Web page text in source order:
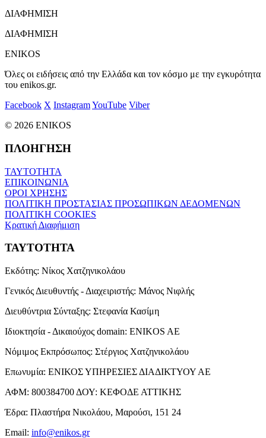
ΔΙΑΦΗΜΙΣΗ
ΔΙΑΦΗΜΙΣΗ
ENIKOS
Όλες οι ειδήσεις από την Ελλάδα και τον κόσμο με την εγκυρότητα
του enikos.gr.
Facebook X InstagramYouTube Viber
© 2026 ENIKOS
ΠΛΟΗΓΗΣΗ
ΤΑΥΤΟΤΗΤΑ
ΕΠΙΚΟΙΝΩΝΙΑ
ΟΡΟΙ ΧΡΗΣΗΣ
ΠΟΛΙΤΙΚΗ ΠΡΟΣΤΑΣΙΑΣ ΠΡΟΣΩΠΙΚΩΝ ΔΕΔΟΜΕΝΩΝ
ΠΟΛΙΤΙΚΗ COOKIES
Κρατική Διαφήμιση
ΤΑΥΤΟΤΗΤΑ
Εκδότης: Νίκος Χατζηνικολάου
Γενικός Διευθυντής - Διαχειριστής: Μάνος Νιφλής
Διευθύντρια Σύνταξης: Στεφανία Κασίμη
Ιδιοκτησία - Δικαιούχος domain: ENIKOS AE
Νόμιμος Εκπρόσωπος: Στέργιος Χατζηνικολάου
Επωνυμία: ΕΝΙΚΟΣ ΥΠΗΡΕΣΙΕΣ ΔΙΑΔΙΚΤΥΟΥ ΑΕ
ΑΦΜ: 800384700 ΔΟΥ: ΚΕΦΟΔΕ ΑΤΤΙΚΗΣ
Έδρα: Πλαστήρα Νικολάου, Μαρούσι, 151 24
Email: info@enikos.gr